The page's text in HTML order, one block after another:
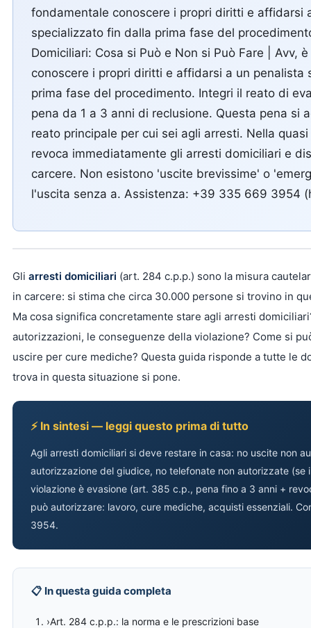
fondamentale conoscere i propri diritti e affidarsi
specializzato fin dalla prima fase del
Domiciliari: Cosa si Può e Non si Può Fare | Avv,
conoscere i propri diritti e affidarsi a un penalista
prima fase del procedimento. Integri il reato di
pena da 1 a 3 anni di reclusione. Questa pena si
reato principale per cui sei agli arresti. Nella
revoca immediatamente gli arresti domiciliari e
carcere. Non esistono 'uscite brevissime' o
l'uscita senza a. Assistenza: +39 335 669 3954
Gli arresti domiciliari (art. 284 c.p.p.) sono la misura
in carcere: si stima che circa 30.000 persone si trovino in
Ma cosa significa concretamente stare agli arresti
autorizzazioni, le conseguenze della violazione? Come si
uscire per cure mediche? Questa guida risponde a tutte le
trova in questa situazione si pone.
⚡ In sintesi — leggi questo prima di tutto
Agli arresti domiciliari si deve restare in casa: no uscite non
autorizzazione del giudice, no telefonate non autorizzate (se
violazione è evasione (art. 385 c.p., pena fino a 3 anni +
può autorizzare: lavoro, cure mediche, acquisti essenziali.
3954.
📋 In questa guida completa
›Art. 284 c.p.p.: la norma e le prescrizioni base